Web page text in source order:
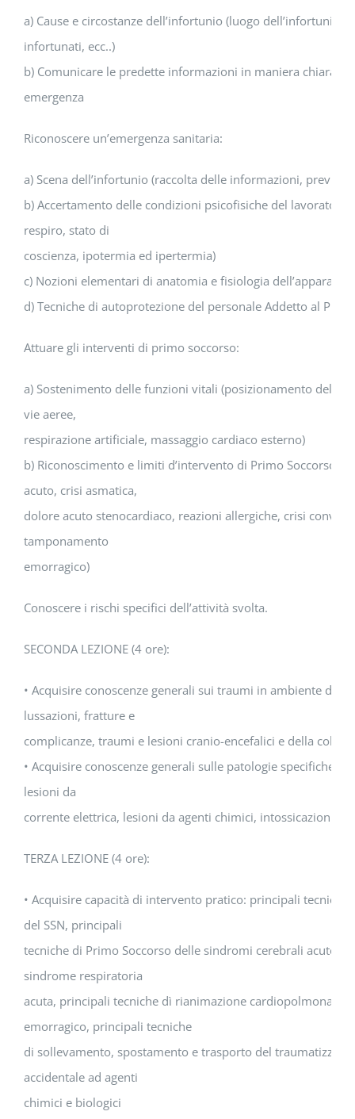
a) Cause e circostanze dell’infortunio (luogo
infortunati, ecc..)
b) Comunicare le predette informazioni in maniera chiara e
emergenza
Riconoscere un’emergenza sanitaria:
a) Scena dell’infortunio (raccolta delle informazioni,
b) Accertamento delle condizioni psicofisiche del
respiro, stato di
coscienza, ipotermia ed ipertermia)
c) Nozioni elementari di anatomia e fisiologia dell’apparato
d) Tecniche di autoprotezione del personale Addetto al
Attuare gli interventi di primo soccorso:
a) Sostenimento delle funzioni vitali (posizionamento
vie aeree,
respirazione artificiale, massaggio cardiaco esterno)
b) Riconoscimento e limiti d’intervento di Primo Soccorso
acuto, crisi asmatica,
dolore acuto stenocardiaco, reazioni allergiche, crisi
tamponamento
emorragico)
Conoscere i rischi specifici dell’attività svolta.
SECONDA LEZIONE (4 ore):
• Acquisire conoscenze generali sui traumi in ambiente di
lussazioni, fratture e
complicanze, traumi e lesioni cranio-encefalici e della
• Acquisire conoscenze generali sulle patologie specifiche
lesioni da
corrente elettrica, lesioni da agenti chimici, intossicazioni,
TERZA LEZIONE (4 ore):
• Acquisire capacità di intervento pratico: principali
del SSN, principali
tecniche di Primo Soccorso delle sindromi cerebrali acute,
sindrome respiratoria
acuta, principali tecniche dì rianimazione
emorragico, principali tecniche
di sollevamento, spostamento e trasporto del
accidentale ad agenti
chimici e biologici